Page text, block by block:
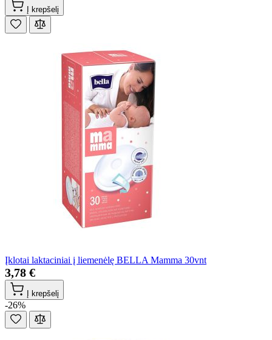
Į krepšelį
Įklotai laktaciniai į liemenėlę BELLA Mamma 30vnt
3,78 €
Į krepšelį
-26%